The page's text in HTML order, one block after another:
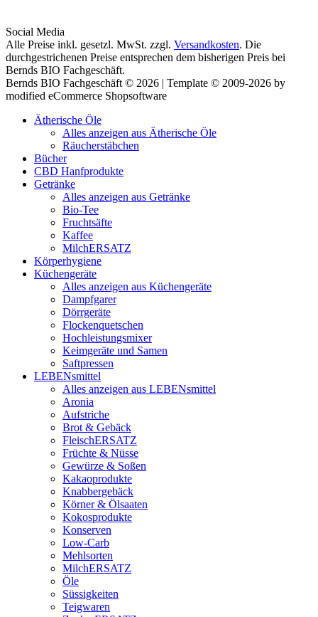
Social Media
Alle Preise inkl. gesetzl. MwSt. zzgl. Versandkosten. Die
durchgestrichenen Preise entsprechen dem bisherigen Preis bei
Bernds BIO Fachgeschäft.
Bernds BIO Fachgeschäft © 2026 | Template © 2009-2026 by
modified eCommerce Shopsoftware
Ätherische Öle
Alles anzeigen aus Ätherische Öle
Räucherstäbchen
Bücher
CBD Hanfprodukte
Getränke
Alles anzeigen aus Getränke
Bio-Tee
Fruchtsäfte
Kaffee
MilchERSATZ
Körperhygiene
Küchengeräte
Alles anzeigen aus Küchengeräte
Dampfgarer
Dörrgeräte
Flockenquetschen
Hochleistungsmixer
Keimgeräte und Samen
Saftpressen
LEBENsmittel
Alles anzeigen aus LEBENsmittel
Aronia
Aufstriche
Brot & Gebäck
FleischERSATZ
Früchte & Nüsse
Gewürze & Soßen
Kakaoprodukte
Knabbergebäck
Körner & Ölsaaten
Kokosprodukte
Konserven
Low-Carb
Mehlsorten
MilchERSATZ
Öle
Süssigkeiten
Teigwaren